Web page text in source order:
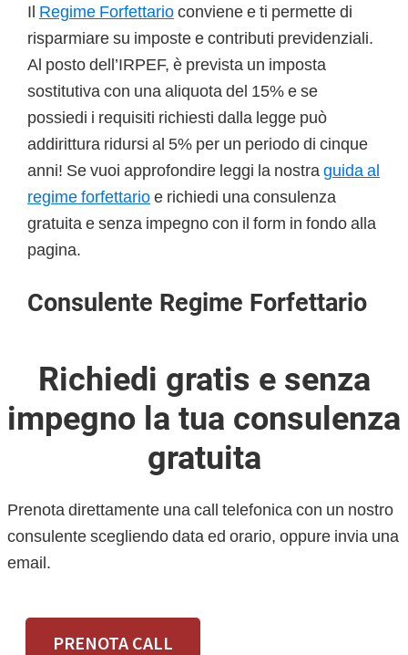
Il Regime Forfettarioconviene e ti permette di
risparmiare su imposte e contributi previdenziali.
Al posto dell’IRPEF, è prevista un imposta
sostitutiva con una aliquota del 15% e se
possiedi i requisiti richiesti dalla legge può
addirittura ridursi al 5% per un periodo di cinque
anni! Se vuoi approfondire leggi la nostra guida al
regime forfettarioe richiedi una consulenza
gratuita e senza impegno con il form in fondo alla
pagina.
Consulente Regime Forfettario
Richiedi gratis e senza
impegno la tua consulenza
gratuita
Prenota direttamente una call telefonica con un nostro
consulente scegliendo data ed orario, oppure invia una
email.
PRENOTA CALL